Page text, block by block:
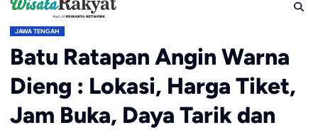
JAWA TENGAH
Batu Ratapan Angin Warna
Dieng : Lokasi, Harga Tiket,
Jam Buka, Daya Tarik dan